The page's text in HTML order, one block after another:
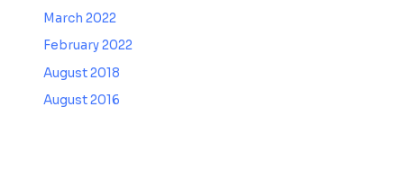
March 2022
February 2022
August 2018
August 2016